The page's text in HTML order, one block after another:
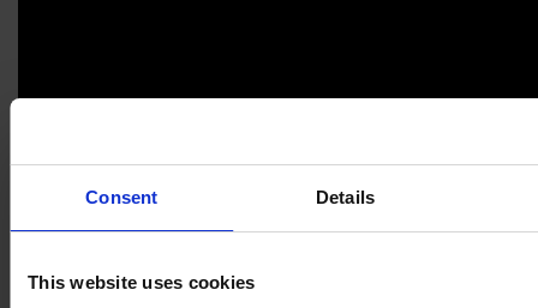
Consent Details
This website uses cookies
Nyckelfördelar